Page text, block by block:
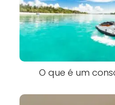
O que é um